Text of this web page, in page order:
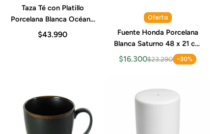
Taza Té con Platillo
Porcelana Blanca Océano
200 ml Costa Verde (Set 6
$43.990
Oferta
Fuente Honda Porcelana
Blanca Saturno 48 x 21 cm
709 ml Costa Verde
$16.300$23.290 -30%